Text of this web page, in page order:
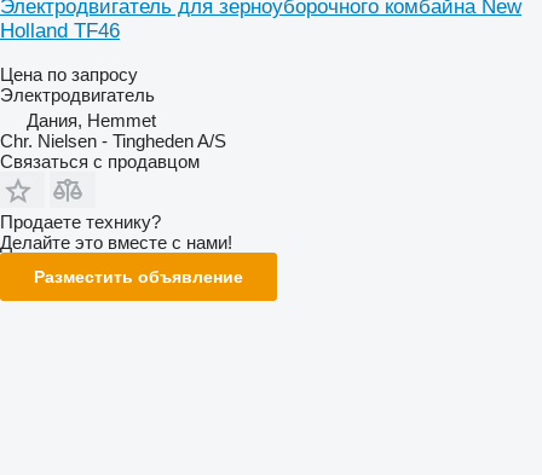
Электродвигатель для зерноуборочного комбайна New
Holland TF46
Цена по запросу
Электродвигатель
Дания, Hemmet
Chr. Nielsen - Tingheden A/S
Связаться с продавцом
Продаете технику?
Делайте это вместе с нами!
Разместить объявление